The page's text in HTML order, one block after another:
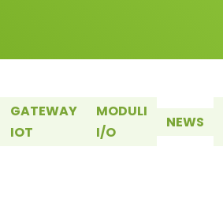
GATEWAY
IOT
MODULI
I/O
NEWS